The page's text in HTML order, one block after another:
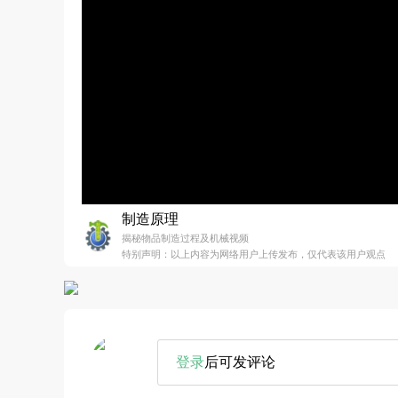
制造原理
揭秘物品制造过程及机械视频
特别声明：以上内容为网络用户上传发布，仅代表该用户观点
登录后可发评论